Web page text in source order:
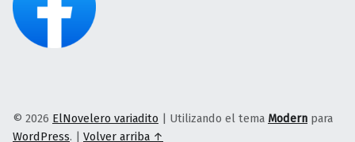
© 2026 ElNovelero variadito | Utilizando el tema Modern para
WordPress. | Volver arriba ↑